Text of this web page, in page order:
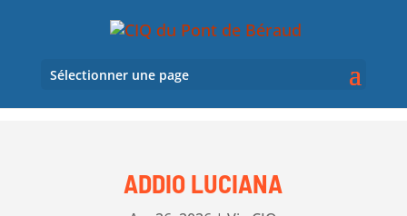
Sélectionner une page
ADDIO LUCIANA